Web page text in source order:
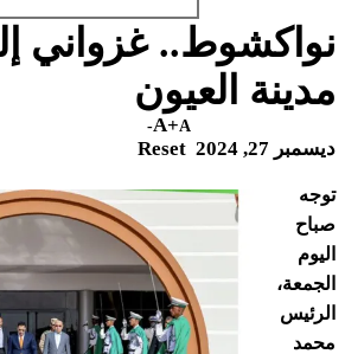
نواكشوط.. غزواني
مدينة العيون
ديسمبر 27, 2024
A+A-
Reset
توجه
صباح
اليوم
الجمعة،
الرئيس
محمد